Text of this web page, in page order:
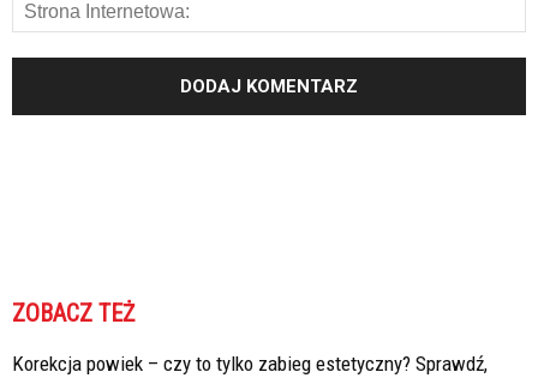
ZOBACZ TEŻ
Korekcja powiek – czy to tylko zabieg estetyczny? Sprawdź,